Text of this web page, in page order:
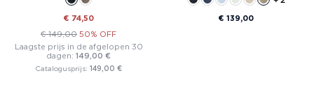
€ 74,50
€ 149,00 50% OFF
Laagste prijs in de afgelopen 30
dagen: 149,00 €
Catalogusprijs: 149,00 €
€ 139,00